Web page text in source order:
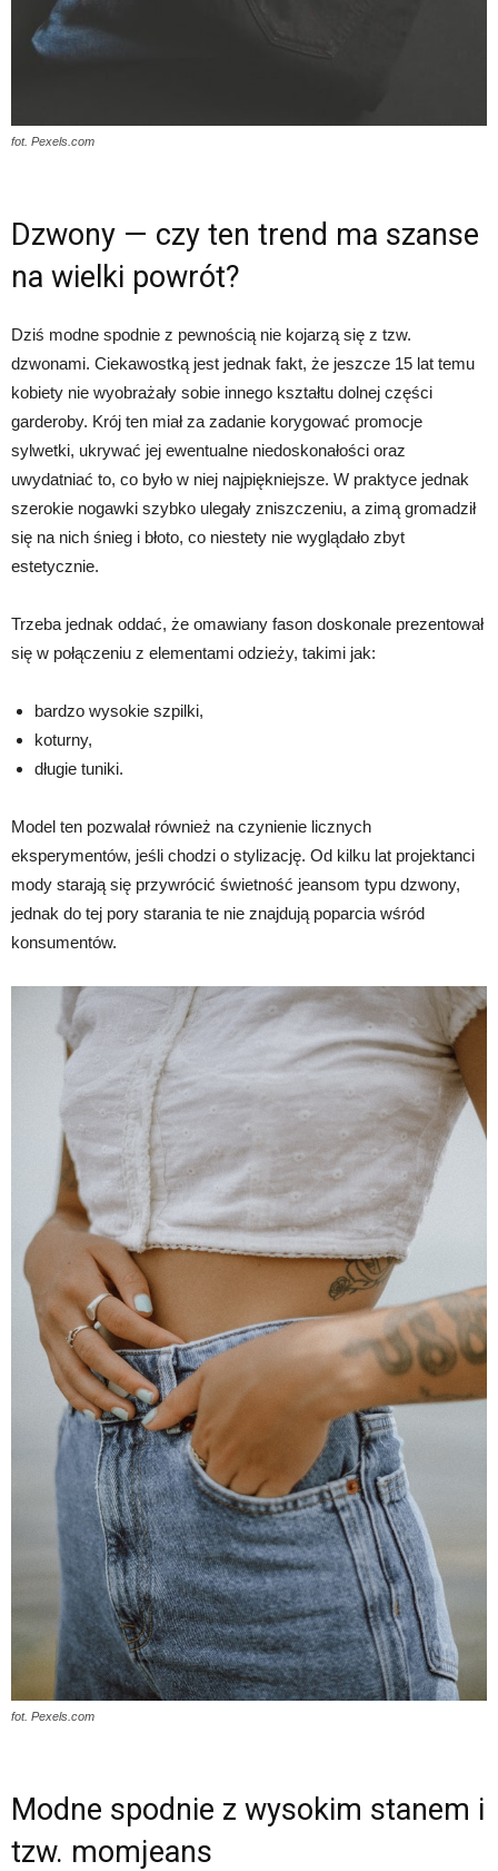
fot. Pexels.com
Dzwony — czy ten trend ma szanse
na wielki powrót?
Dziś modne spodnie z pewnością nie kojarzą się z tzw.
dzwonami. Ciekawostką jest jednak fakt, że jeszcze 15 lat temu
kobiety nie wyobrażały sobie innego kształtu dolnej części
garderoby. Krój ten miał za zadanie korygować promocje
sylwetki, ukrywać jej ewentualne niedoskonałości oraz
uwydatniać to, co było w niej najpiękniejsze. W praktyce jednak
szerokie nogawki szybko ulegały zniszczeniu, a zimą gromadził
się na nich śnieg i błoto, co niestety nie wyglądało zbyt
estetycznie.
Trzeba jednak oddać, że omawiany fason doskonale prezentował
się w połączeniu z elementami odzieży, takimi jak:
bardzo wysokie szpilki,
koturny,
długie tuniki.
Model ten pozwalał również na czynienie licznych
eksperymentów, jeśli chodzi o stylizację. Od kilku lat projektanci
mody starają się przywrócić świetność jeansom typu dzwony,
jednak do tej pory starania te nie znajdują poparcia wśród
konsumentów.
fot. Pexels.com
Modne spodnie z wysokim stanem i
tzw. momjeans